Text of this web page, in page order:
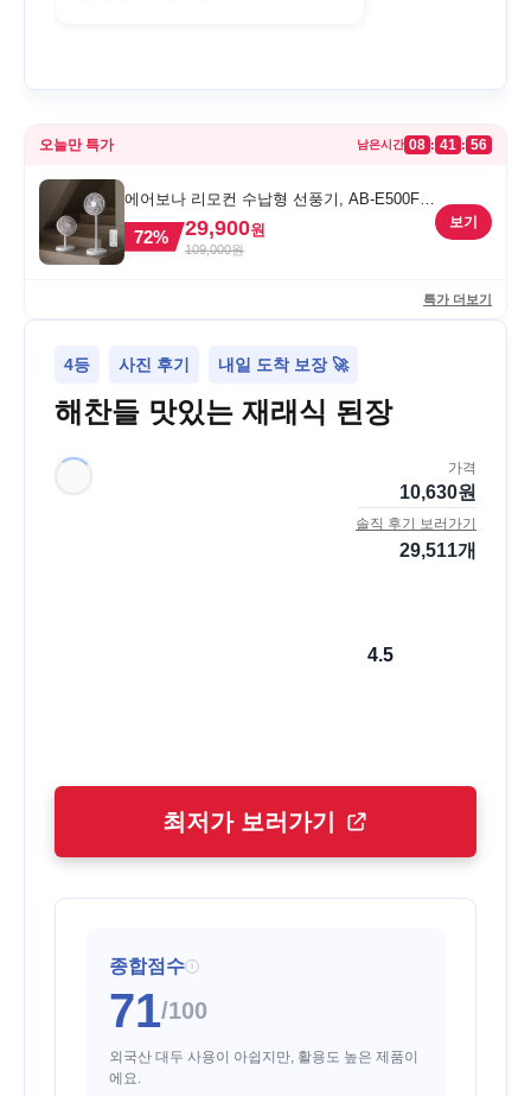
오늘만 특가 남은시간 08 : 41 : 56
에어보나 리모컨 수납형 선풍기, AB-E500FF,
1개
72% 29,900원
109,000원
보기
특가 더보기
4등 사진 후기 내일 도착 보장 🚀
해찬들 맛있는 재래식 된장
가격
10,630원
솔직 후기 보러가기
29,511개
4.5
최저가 보러가기
종합점수 i
71/100
외국산 대두 사용이 아쉽지만, 활용도 높은 제품이
에요.